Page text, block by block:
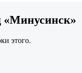
«Минусинск»
этого.